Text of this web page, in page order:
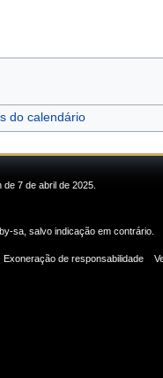
do calendário
7 de abril de 2025.
sa, salvo indicação em contrário.
Exoneração de responsabilidade